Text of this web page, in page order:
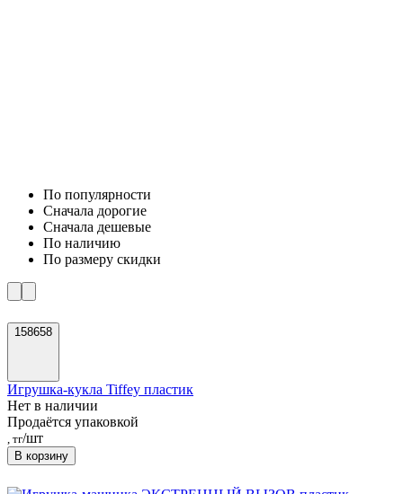
По популярности
Cначала дорогие
Cначала дешевые
По наличию
По размеру скидки
158658
Игрушка-кукла Tiffey пластик
Нет в наличии
Продаётся упаковкой
, тг/шт
В корзину